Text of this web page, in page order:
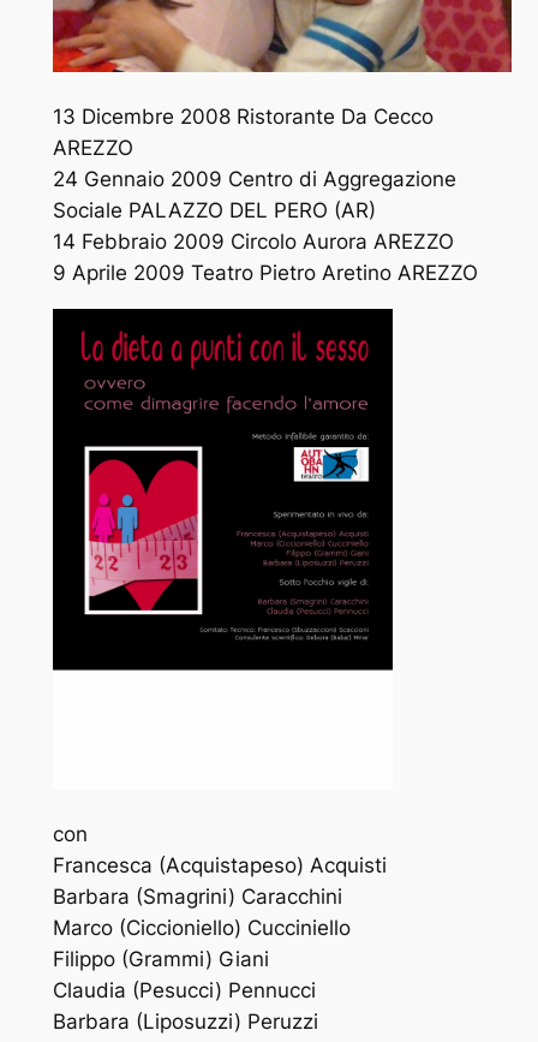
13 Dicembre 2008 Ristorante Da Cecco
AREZZO
24 Gennaio 2009 Centro di Aggregazione
Sociale PALAZZO DEL PERO (AR)
14 Febbraio 2009 Circolo Aurora AREZZO
9 Aprile 2009 Teatro Pietro Aretino AREZZO
con
Francesca (Acquistapeso) Acquisti
Barbara (Smagrini) Caracchini
Marco (Ciccioniello) Cucciniello
Filippo (Grammi) Giani
Claudia (Pesucci) Pennucci
Barbara (Liposuzzi) Peruzzi